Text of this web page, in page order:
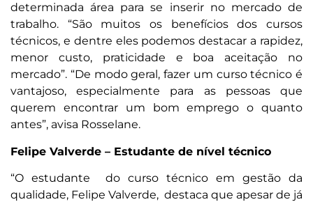
determinada área para se inserir no mercado de
trabalho. “São muitos os benefícios dos cursos
técnicos, e dentre eles podemos destacar a rapidez,
menor custo, praticidade e boa aceitação no
mercado”. “De modo geral, fazer um curso técnico é
vantajoso, especialmente para as pessoas que
querem encontrar um bom emprego o quanto
antes”, avisa Rosselane.
Felipe Valverde – Estudante de nível técnico
“O estudante do curso técnico em gestão da
qualidade, Felipe Valverde, destaca que apesar de já